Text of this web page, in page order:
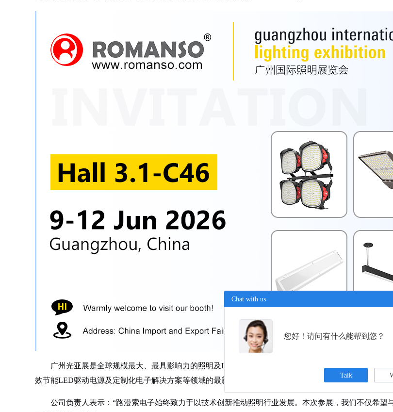
广州光亚展是全球规模最大、最具影响力的照明及LED展览会之一，每年汇聚全球照明行业顶尖企
效节能LED驱动电源及定制化电子解决方案等领域的最新产品与技术成果。
公司负责人表示：“路漫索电子始终致力于以技术创新推动照明行业发展。本次参展，我们不仅希望
Chat with us
您好！请问有什么能帮到您？
Talk